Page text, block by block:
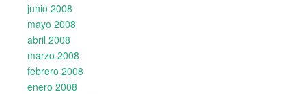
junio 2008
mayo 2008
abril 2008
marzo 2008
febrero 2008
enero 2008